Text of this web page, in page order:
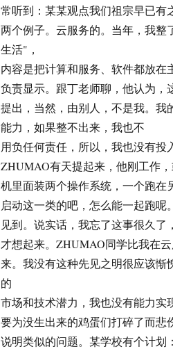
常听到：某某观点我们祖宗早已
两个例子。云服务的。当年，我
生活"，
内容是把计算和服务、软件都放在
负责显示。跟丁老师聊，他认为
提出，当然，由别人，不是我。我
能力，如果整不出来，我也不
用负任何责任，所以，我也没有投
ZHUMAO有天提起来，他刚工作
机里面装两个操作系统，一个跑在
启动这一类的吧，怎么能一起跑
见到。说实话，我忘了这事很久了
才想起来。ZHUMAO同学比我在
来。我没有这种先见之明很应该惭
的
市场和技术潜力，我也没有能力
要为没生出来的鸡蛋们打碎了而
说明类似的问题。某学校有个计划：